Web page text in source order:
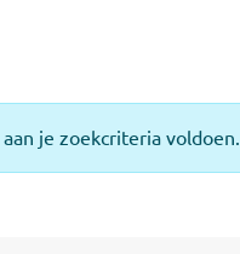
je zoekcriteria voldoen.